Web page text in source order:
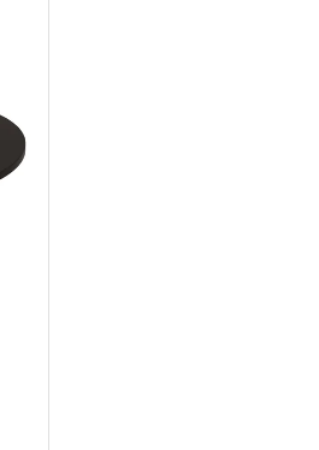
ดวงดาว ความเห็นทั้งหมด: